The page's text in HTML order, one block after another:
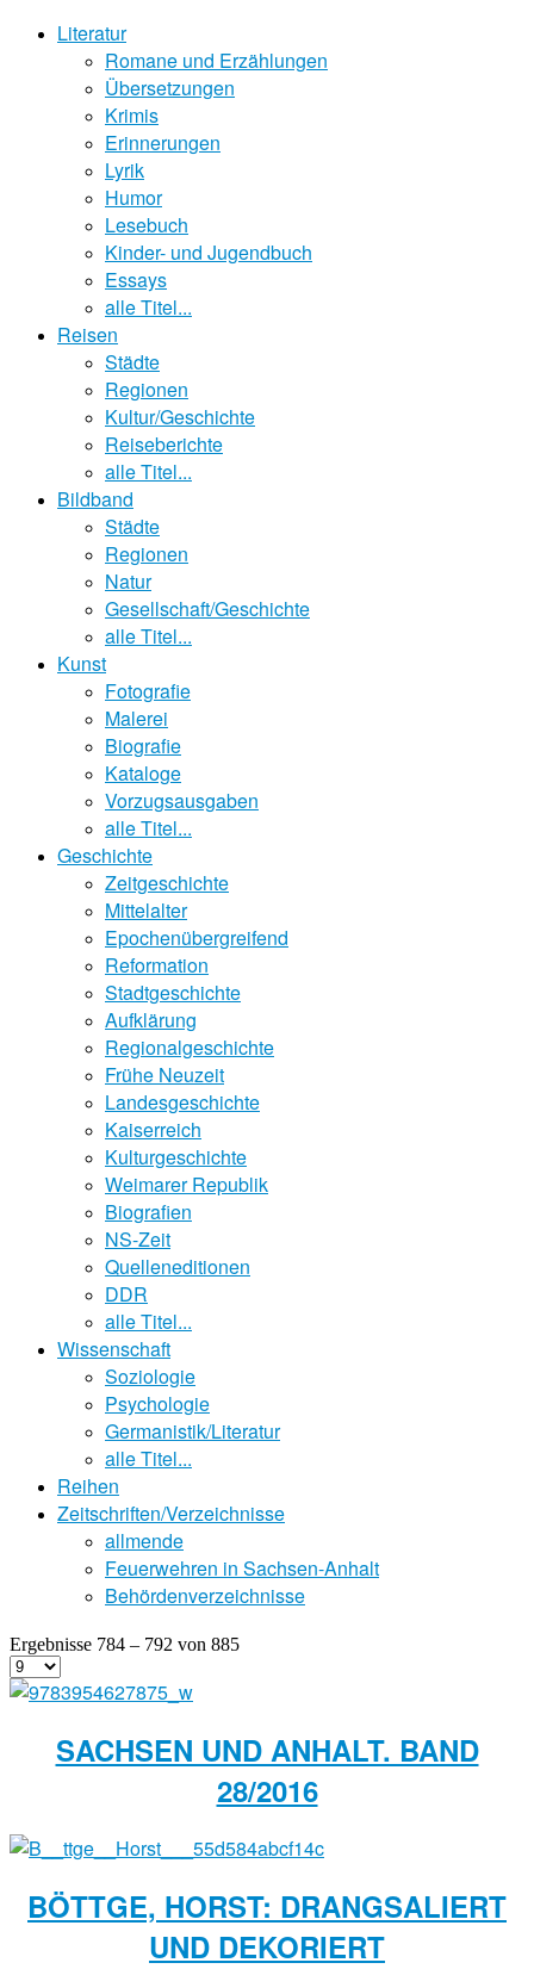
Literatur
Romane und Erzählungen
Übersetzungen
Krimis
Erinnerungen
Lyrik
Humor
Lesebuch
Kinder- und Jugendbuch
Essays
alle Titel...
Reisen
Städte
Regionen
Kultur/Geschichte
Reiseberichte
alle Titel...
Bildband
Städte
Regionen
Natur
Gesellschaft/Geschichte
alle Titel...
Kunst
Fotografie
Malerei
Biografie
Kataloge
Vorzugsausgaben
alle Titel...
Geschichte
Zeitgeschichte
Mittelalter
Epochenübergreifend
Reformation
Stadtgeschichte
Aufklärung
Regionalgeschichte
Frühe Neuzeit
Landesgeschichte
Kaiserreich
Kulturgeschichte
Weimarer Republik
Biografien
NS-Zeit
Quelleneditionen
DDR
alle Titel...
Wissenschaft
Soziologie
Psychologie
Germanistik/Literatur
alle Titel...
Reihen
Zeitschriften/Verzeichnisse
allmende
Feuerwehren in Sachsen-Anhalt
Behördenverzeichnisse
Ergebnisse 784 – 792 von 885
SACHSEN UND ANHALT. BAND
28/2016
BÖTTGE, HORST: DRANGSALIERT
UND DEKORIERT